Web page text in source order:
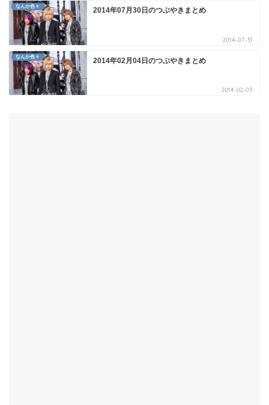
なんか色々 2014年07月30日のつぶやきまとめ
2014-07-31
なんか色々 2014年02月04日のつぶやきまとめ
2014-02-05